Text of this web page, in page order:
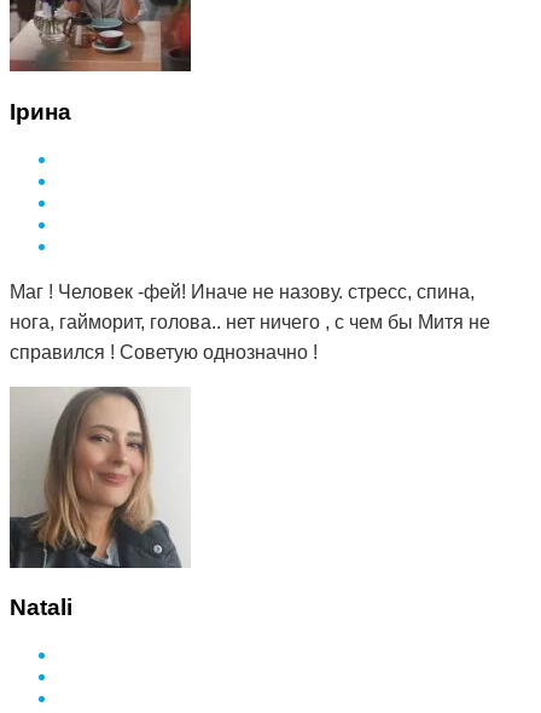
Ірина
Маг ! Человек -фей! Иначе не назову. стресс, спина,
нога, гайморит, голова.. нет ничего , с чем бы Митя не
справился ! Советую однозначно !
Natali